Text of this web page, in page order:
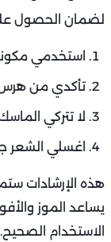
لضمان الحصول
استخدمي
تأكدي من هرس
لا تتركي
اغسلي الشعر
هذه الإرشادات
يساعد الموز
الاستخدام الصحيح.